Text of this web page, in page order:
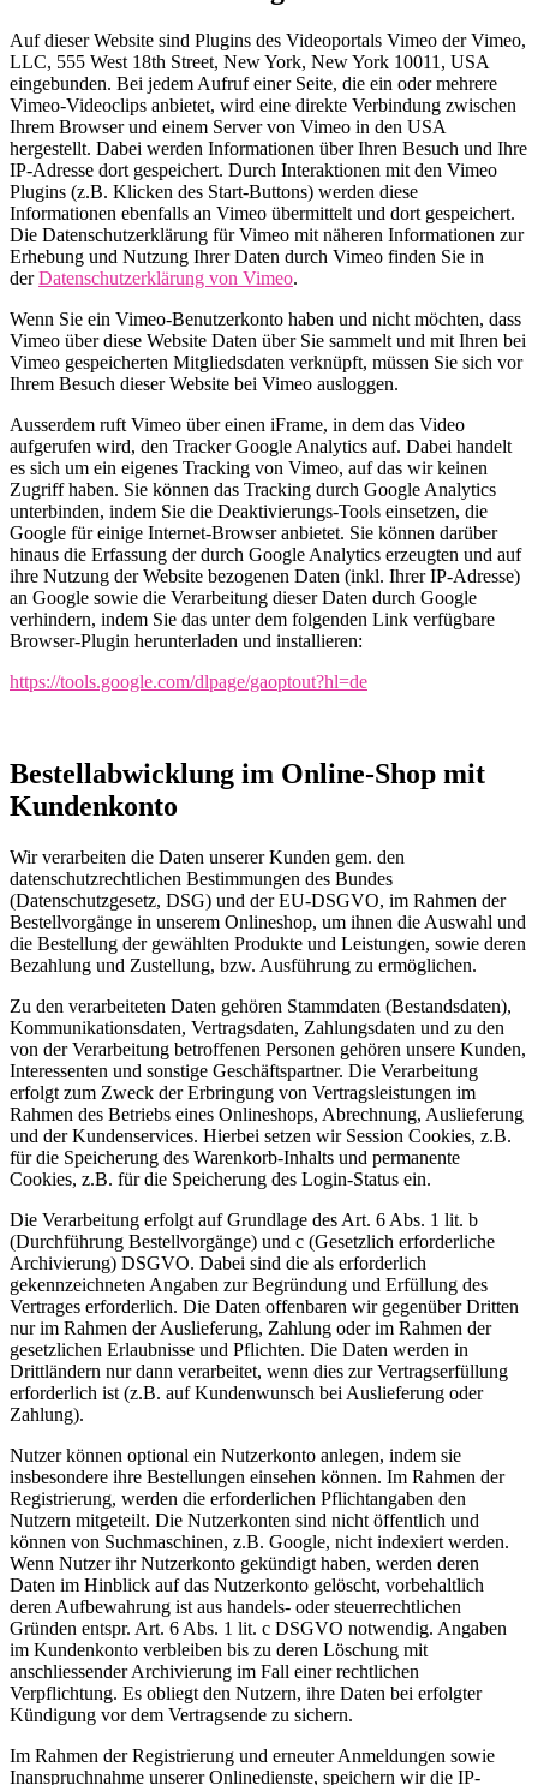
Auf dieser Website sind Plugins des Videoportals Vimeo der Vimeo,
LLC, 555 West 18th Street, New York, New York 10011, USA
eingebunden. Bei jedem Aufruf einer Seite, die ein oder mehrere
Vimeo-Videoclips anbietet, wird eine direkte Verbindung zwischen
Ihrem Browser und einem Server von Vimeo in den USA
hergestellt. Dabei werden Informationen über Ihren Besuch und Ihre
IP-Adresse dort gespeichert. Durch Interaktionen mit den Vimeo
Plugins (z.B. Klicken des Start-Buttons) werden diese
Informationen ebenfalls an Vimeo übermittelt und dort gespeichert.
Die Datenschutzerklärung für Vimeo mit näheren Informationen zur
Erhebung und Nutzung Ihrer Daten durch Vimeo finden Sie in
derDatenschutzerklärung von Vimeo.
Wenn Sie ein Vimeo-Benutzerkonto haben und nicht möchten, dass
Vimeo über diese Website Daten über Sie sammelt und mit Ihren bei
Vimeo gespeicherten Mitgliedsdaten verknüpft, müssen Sie sich vor
Ihrem Besuch dieser Website bei Vimeo ausloggen.
Ausserdem ruft Vimeo über einen iFrame, in dem das Video
aufgerufen wird, den Tracker Google Analytics auf. Dabei handelt
es sich um ein eigenes Tracking von Vimeo, auf das wir keinen
Zugriff haben. Sie können das Tracking durch Google Analytics
unterbinden, indem Sie die Deaktivierungs-Tools einsetzen, die
Google für einige Internet-Browser anbietet. Sie können darüber
hinaus die Erfassung der durch Google Analytics erzeugten und auf
ihre Nutzung der Website bezogenen Daten (inkl. Ihrer IP-Adresse)
an Google sowie die Verarbeitung dieser Daten durch Google
verhindern, indem Sie das unter dem folgenden Link verfügbare
Browser-Plugin herunterladen und installieren:
https://tools.google.com/dlpage/gaoptout?hl=de
Bestellabwicklung im Online-Shop mit
Kundenkonto
Wir verarbeiten die Daten unserer Kunden gem. den
datenschutzrechtlichen Bestimmungen des Bundes
(Datenschutzgesetz, DSG) und der EU-DSGVO, im Rahmen der
Bestellvorgänge in unserem Onlineshop, um ihnen die Auswahl und
die Bestellung der gewählten Produkte und Leistungen, sowie deren
Bezahlung und Zustellung, bzw. Ausführung zu ermöglichen.
Zu den verarbeiteten Daten gehören Stammdaten (Bestandsdaten),
Kommunikationsdaten, Vertragsdaten, Zahlungsdaten und zu den
von der Verarbeitung betroffenen Personen gehören unsere Kunden,
Interessenten und sonstige Geschäftspartner. Die Verarbeitung
erfolgt zum Zweck der Erbringung von Vertragsleistungen im
Rahmen des Betriebs eines Onlineshops, Abrechnung, Auslieferung
und der Kundenservices. Hierbei setzen wir Session Cookies, z.B.
für die Speicherung des Warenkorb-Inhalts und permanente
Cookies, z.B. für die Speicherung des Login-Status ein.
Die Verarbeitung erfolgt auf Grundlage des Art. 6 Abs. 1 lit. b
(Durchführung Bestellvorgänge) und c (Gesetzlich erforderliche
Archivierung) DSGVO. Dabei sind die als erforderlich
gekennzeichneten Angaben zur Begründung und Erfüllung des
Vertrages erforderlich. Die Daten offenbaren wir gegenüber Dritten
nur im Rahmen der Auslieferung, Zahlung oder im Rahmen der
gesetzlichen Erlaubnisse und Pflichten. Die Daten werden in
Drittländern nur dann verarbeitet, wenn dies zur Vertragserfüllung
erforderlich ist (z.B. auf Kundenwunsch bei Auslieferung oder
Zahlung).
Nutzer können optional ein Nutzerkonto anlegen, indem sie
insbesondere ihre Bestellungen einsehen können. Im Rahmen der
Registrierung, werden die erforderlichen Pflichtangaben den
Nutzern mitgeteilt. Die Nutzerkonten sind nicht öffentlich und
können von Suchmaschinen, z.B. Google, nicht indexiert werden.
Wenn Nutzer ihr Nutzerkonto gekündigt haben, werden deren
Daten im Hinblick auf das Nutzerkonto gelöscht, vorbehaltlich
deren Aufbewahrung ist aus handels- oder steuerrechtlichen
Gründen entspr. Art. 6 Abs. 1 lit. c DSGVO notwendig. Angaben
im Kundenkonto verbleiben bis zu deren Löschung mit
anschliessender Archivierung im Fall einer rechtlichen
Verpflichtung. Es obliegt den Nutzern, ihre Daten bei erfolgter
Kündigung vor dem Vertragsende zu sichern.
Im Rahmen der Registrierung und erneuter Anmeldungen sowie
Inanspruchnahme unserer Onlinedienste, speichern wir die IP-